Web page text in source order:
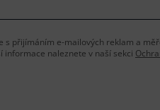
s přijímáním e-mailových reklam a
informace naleznete v naší sekci